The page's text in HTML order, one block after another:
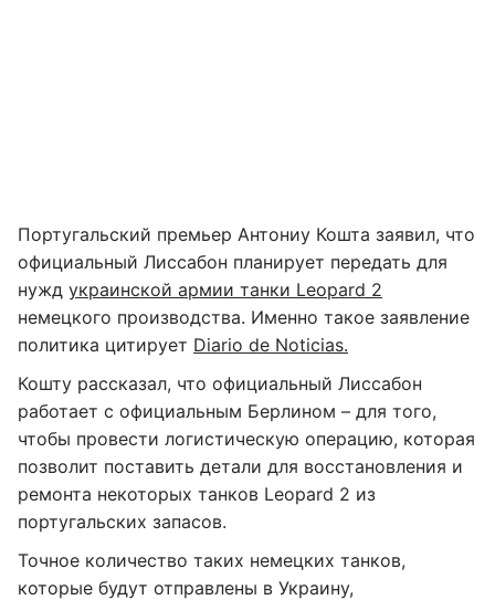
Португальский премьер Антониу Кошта заявил, что
официальный Лиссабон планирует передать для
нужд украинской армии танки Leopard 2
немецкого производства. Именно такое заявление
политика цитирует Diario de Noticias.
Кошту рассказал, что официальный Лиссабон
работает с официальным Берлином – для того,
чтобы провести логистическую операцию, которая
позволит поставить детали для восстановления и
ремонта некоторых танков Leopard 2 из
португальских запасов.
Точное количество таких немецких танков,
которые будут отправлены в Украину,